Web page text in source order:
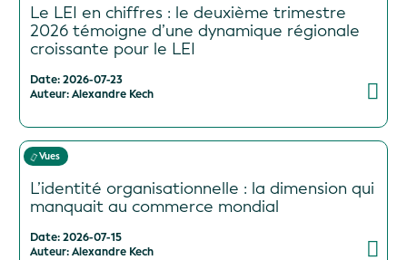
Le LEI en chiffres : le deuxième trimestre
2026 témoigne d’une dynamique régionale
croissante pour le LEI
Date: 2026-07-23
Auteur: Alexandre Kech
Vues
L’identité organisationnelle : la dimension qui
manquait au commerce mondial
Date: 2026-07-15
Auteur: Alexandre Kech